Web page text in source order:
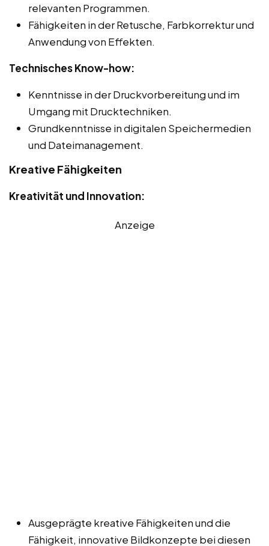
relevanten Programmen.
Fähigkeiten in der Retusche, Farbkorrektur und
Anwendung von Effekten.
Technisches Know-how:
Kenntnisse in der Druckvorbereitung und im
Umgang mit Drucktechniken.
Grundkenntnisse in digitalen Speichermedien
und Dateimanagement.
Kreative Fähigkeiten
Kreativität und Innovation:
Anzeige
Ausgeprägte kreative Fähigkeiten und die
Fähigkeit, innovative Bildkonzepte bei diesen